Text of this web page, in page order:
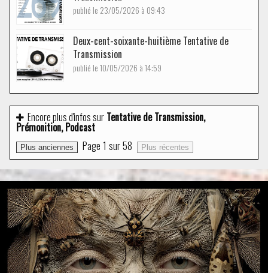
publié le 23/05/2026 à 09:43
Deux-cent-soixante-huitième Tentative de
Transmission
publié le 10/05/2026 à 14:59
Encore plus d'infos sur Tentative de Transmission,
Prémonition, Podcast
Plus anciennes Page 1 sur58 Plus récentes